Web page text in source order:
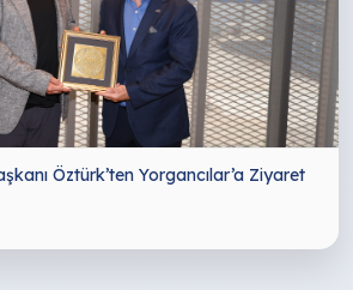
Öztürk’ten Yorgancılar’a Ziyaret